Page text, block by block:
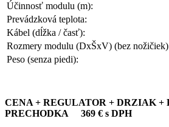
Účinnosť modulu (m):
Prevádzková teplota:
Kábel (dĺžka / časť):
Rozmery modulu (DxŠxV) (bez
Peso (senza piedi):
CENA + REGULATOR + DRZIAK +
PRECHODKA 369 € s DPH